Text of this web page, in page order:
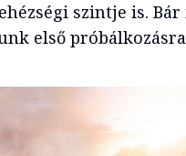
szintje is.
első